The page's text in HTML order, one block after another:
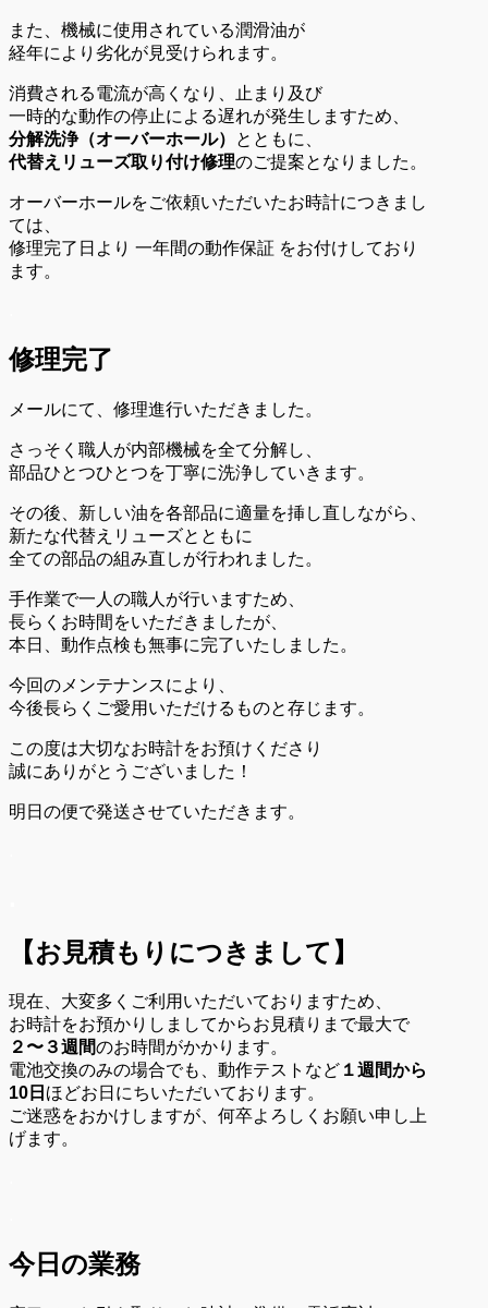
また、機械に使用されている潤滑油が
経年により劣化が見受けられます。
消費される電流が高くなり、止まり及び
一時的な動作の停止による遅れが発生しますため、
分解洗浄（オーバーホール）
とともに、
代替えリューズ取り付け修理のご提案となりました。
オーバーホールをご依頼いただいたお時計につきまし
ては、
修理完了日より 一年間の動作保証 をお付けしており
ます。
修理完了
メールにて、修理進行いただきました。
さっそく職人が内部機械を全て分解し、
部品ひとつひとつを丁寧に洗浄していきます。
その後、新しい油を各部品に適量を挿し直しながら、
新たな代替えリューズとともに
全ての部品の組み直しが行われました。
手作業で一人の職人が行いますため、
長らくお時間をいただきましたが、
本日、動作点検も無事に完了いたしました。
今回のメンテナンスにより、
今後長らくご愛用いただけるものと存じます。
この度は大切なお時計をお預けくださり
誠にありがとうございました！
明日の便で発送させていただきます。
【お見積もりにつきまして】
現在、大変多くご利用いただいておりますため、
お時計をお預かりしましてからお見積りまで最大で
２〜３週間のお時間がかかります。
電池交換のみの場合でも、動作テストなど １週間から
10日 ほどお日にちいただいております。
ご迷惑をおかけしますが、何卒よろしくお願い申し上
げます。
今日の業務